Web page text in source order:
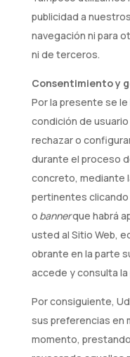
publicidad a
navegación ni para
ni de terceros.
Consentimiento y
Por la presente se
condición de
rechazar o
durante el proceso
concreto, mediante
pertinentes clicando
o bannerque habrá
usted al Sitio Web,
obrante en la parte
accede y consulta
Por consiguiente,
sus preferencias en
momento,